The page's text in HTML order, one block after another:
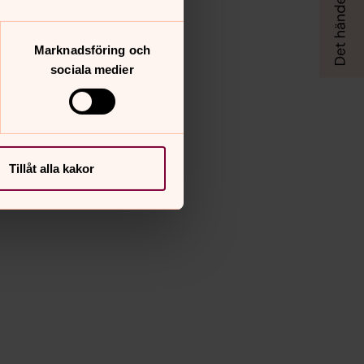
Marknadsföring och
sociala medier
Tillåt alla kakor